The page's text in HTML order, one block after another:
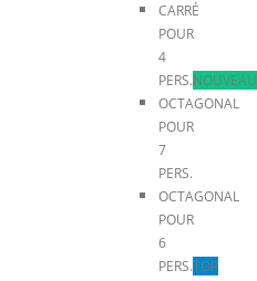
CARRÉ
POUR
4
PERS.NOUVEAU
OCTAGONAL
POUR
7
PERS.
OCTAGONAL
POUR
6
PERS.TOP